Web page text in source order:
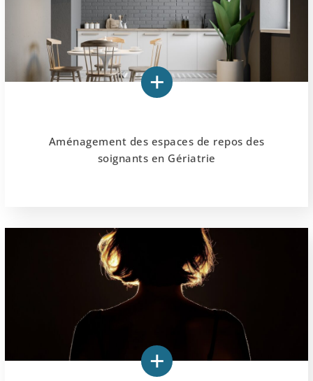
Aménagement des espaces de repos des
soignants en Gériatrie